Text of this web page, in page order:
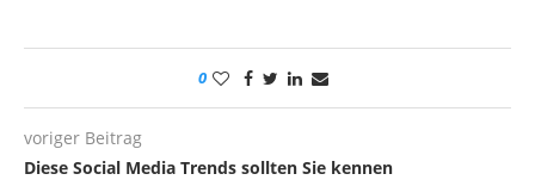
0
voriger Beitrag
Diese Social Media Trends sollten Sie kennen